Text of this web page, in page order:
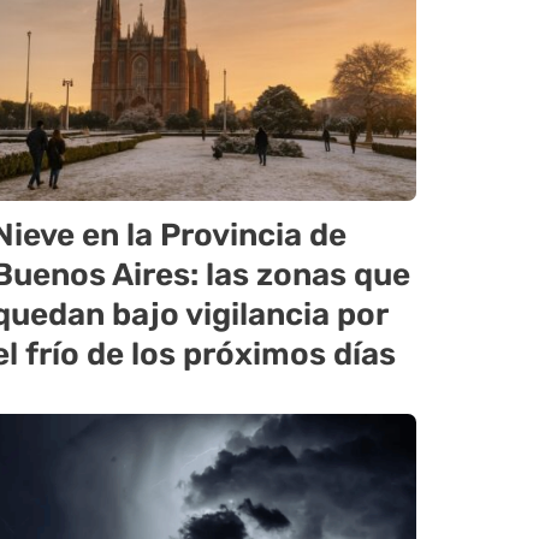
en la Provincia de
Aires: las zonas que
bajo vigilancia por
frío de los próximos días